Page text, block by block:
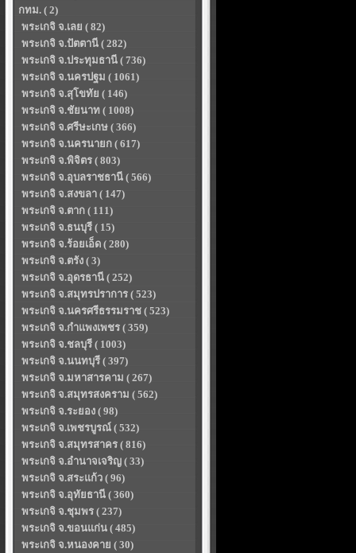
กทม. ( 2)
พระเกจิ จ.เลย ( 82)
พระเกจิ จ.ปัตตานี ( 282)
พระเกจิ จ.ประทุมธานี ( 736)
พระเกจิ จ.นครปฐม ( 1061)
พระเกจิ จ.สุโขทัย ( 146)
พระเกจิ จ.ชัยนาท ( 1008)
พระเกจิ จ.ศรีษะเกษ ( 366)
พระเกจิ จ.นครนายก ( 617)
พระเกจิ จ.พิจิตร ( 803)
พระเกจิ จ.อุบลราชธานี ( 566)
พระเกจิ จ.สงขลา ( 147)
พระเกจิ จ.ตาก ( 111)
พระเกจิ จ.ธนบุรี ( 15)
พระเกจิ จ.ร้อยเอ็ด ( 280)
พระเกจิ จ.ตรัง ( 3)
พระเกจิ จ.อุดรธานี ( 252)
พระเกจิ จ.สมุทรปราการ ( 523)
พระเกจิ จ.นครศรีธรรมราช ( 523)
พระเกจิ จ.กำแพงเพชร ( 359)
พระเกจิ จ.ชลบุรี ( 1003)
พระเกจิ จ.นนทบุรี ( 397)
พระเกจิ จ.มหาสารคาม ( 267)
พระเกจิ จ.สมุทรสงคราม ( 562)
พระเกจิ จ.ระยอง ( 98)
พระเกจิ จ.เพชรบูรณ์ ( 532)
พระเกจิ จ.สมุทรสาคร ( 816)
พระเกจิ จ.อำนาจเจริญ ( 33)
พระเกจิ จ.สระแก้ว ( 96)
พระเกจิ จ.อุทัยธานี ( 360)
พระเกจิ จ.ชุมพร ( 237)
พระเกจิ จ.ขอนแก่น ( 485)
พระเกจิ จ.หนองคาย ( 30)